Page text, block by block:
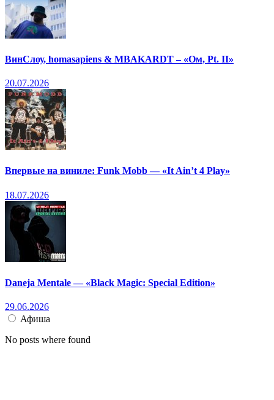
ВинСлоу, homasapiens & MBAKARDT – «Ом, Pt. II»
20.07.2026
Впервые на виниле: Funk Mobb — «It Ain’t 4 Play»
18.07.2026
Daneja Mentale — «Black Magic: Special Edition»
29.06.2026
Афиша
No posts where found